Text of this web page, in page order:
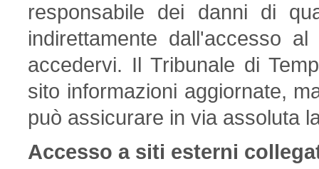
responsabile dei danni di
indirettamente dall'accesso
accedervi. Il Tribunale di
sito informazioni aggiornate,
può assicurare in via assoluta
Accesso a siti esterni